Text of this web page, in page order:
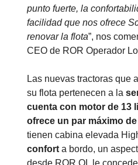
punto fuerte, la
facilidad que nos ofrece
renovar la flota”, nos
CEO de ROR Operador
Las nuevas tractoras que
su flota pertenecen a la
cuenta con motor de 13
ofrece un par máximo de
tienen cabina elevada
confort a bordo, un
desde ROR OL le